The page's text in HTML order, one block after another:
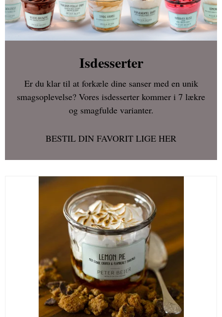
Isdesserter
Er du klar til at forkæle dine sanser med en unik
smagsoplevelse? Vores isdesserter kommer i 7 lækre
og smagfulde varianter.
BESTIL DIN FAVORIT LIGE HER